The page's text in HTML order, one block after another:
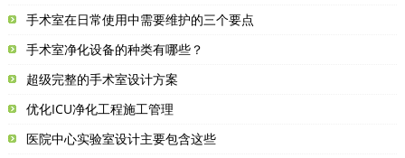
手术室在日常使用中需要维护的三个要点
手术室净化设备的种类有哪些？
超级完整的手术室设计方案
优化ICU净化工程施工管理
医院中心实验室设计主要包含这些